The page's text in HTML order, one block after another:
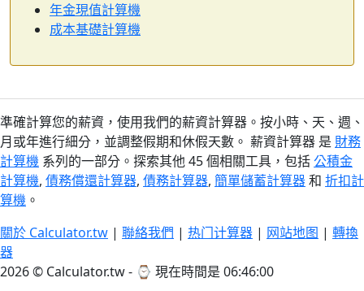
年金現值計算機
成本基礎計算機
準確計算您的薪資，使用我們的薪資計算器。按小時、天、週、
月或年進行細分，並調整假期和休假天數。 薪資計算器 是 財務
計算機 系列的一部分。探索其他 45 個相關工具，包括公積金
計算機, 債務償還計算器, 債務計算器, 簡單儲蓄計算器和 折扣計
算機 。
關於 Calculator.tw | 聯絡我們 | 热门计算器 | 网站地图 | 轉換
器
2026 © Calculator.tw - ⌚ 現在時間是 06:46:00